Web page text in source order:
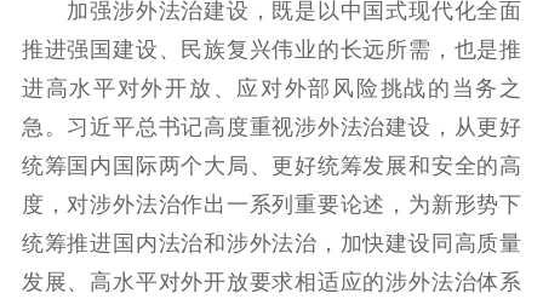
首页
加强涉外法治建设，既是以中国式现代化全面
推进强国建设、民族复兴伟业的长远所需，也是推
进高水平对外开放、应对外部风险挑战的当务之
急。习近平总书记高度重视涉外法治建设，从更好
统筹国内国际两个大局、更好统筹发展和安全的高
度，对涉外法治作出一系列重要论述，为新形势下
统筹推进国内法治和涉外法治，加快建设同高质量
发展、高水平对外开放要求相适应的涉外法治体系